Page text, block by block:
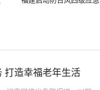
打造幸福老年生活